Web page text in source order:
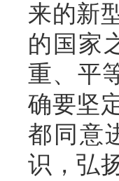
来的新
的国家
重、平
确要坚
都同意
识，弘